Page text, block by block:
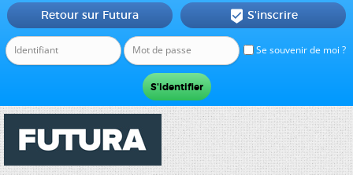
Se souvenir de moi ?
Retour sur Futura  S'inscrire